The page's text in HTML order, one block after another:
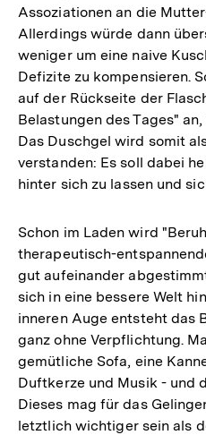
Assoziationen an die
Allerdings würde dann
weniger um eine naive
Defizite zu kompensieren.
auf der Rückseite der
Belastungen des Tages"
Das Duschgel wird somit
verstanden: Es soll dabei
hinter sich zu lassen und
Schon im Laden wird
therapeutisch-
gut aufeinander
sich in eine bessere Welt
inneren Auge entsteht das
ganz ohne Verpflichtung.
gemütliche Sofa, eine
Duftkerze und Musik - und
Dieses mag für das
letztlich wichtiger sein als